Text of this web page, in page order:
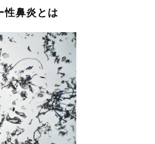
性鼻炎とは